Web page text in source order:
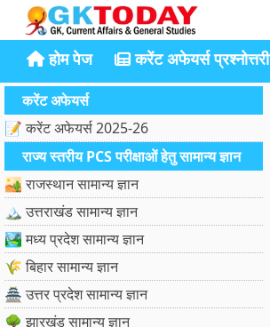
होम पेज करेंट अफेयर्स प्रश्नोत्तरी
करेंट अफेयर्स
📝 करेंट अफेयर्स 2025-26
राज्य स्तरीय PCS परीक्षाओं हेतु सामान्य ज्ञान
🏜️ राजस्थान सामान्य ज्ञान
🏔️ उत्तराखंड सामान्य ज्ञान
🏞️ मध्य प्रदेश सामान्य ज्ञान
🌾 बिहार सामान्य ज्ञान
🏯 उत्तर प्रदेश सामान्य ज्ञान
🌳 झारखंड सामान्य ज्ञान